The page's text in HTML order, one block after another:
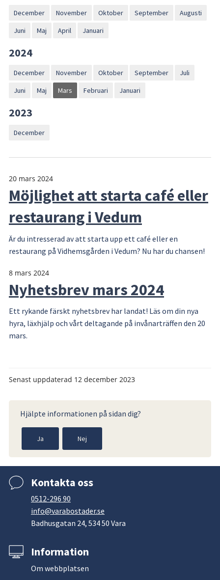
December November Oktober September
Augusti
Juni
Maj April Januari
2024
December November Oktober September
Juli
Juni
Maj Mars Februari Januari
2023
December
20 mars 2024
Möjlighet att starta café eller
restaurang i Vedum
Är du intresserad av att starta upp ett café eller en
restaurang på Vidhemsgården i Vedum? Nu har du chansen!
8 mars 2024
Nyhetsbrev mars 2024
Ett rykande färskt nyhetsbrev har landat! Läs om din nya
hyra, läxhjälp och vårt deltagande på invånarträffen den 20
mars.
Senast uppdaterad 12 december 2023
Hjälpte informationen på sidan dig?
Ja Nej
Kontakta oss
0512-296 90
info@varabostader.se
Badhusgatan 24, 534 50 Vara
Information
Om webbplatsen